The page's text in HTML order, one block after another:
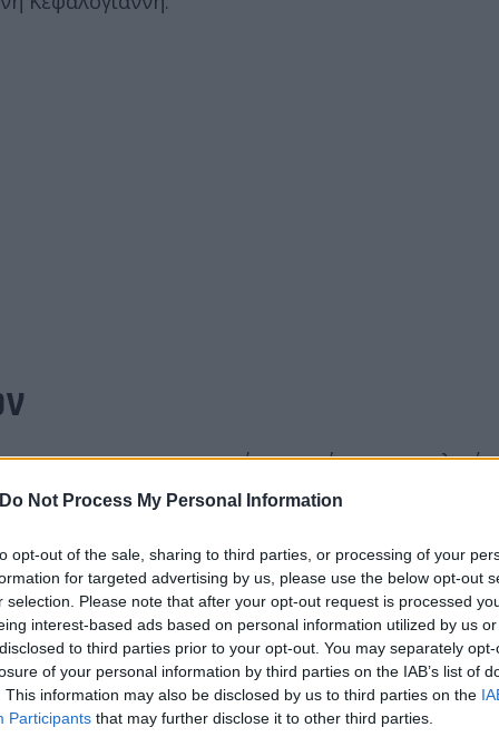
Do Not Process My Personal Information
opt-out of the sale, sharing to third parties, or processing of your
for targeted advertising by us, please use the below opt-out
selection. Please note that after your opt-out request is processed
interest-based ads based on personal information utilized by us
to third parties prior to your opt-out. You may separately
of your personal information by third parties on the IAB’s list of
This information may also be disclosed by us to third parties on the
Participants that may further disclose it to other third parties.
των προγραμματισμένων τριήμερων
της κακοκαιρίας. Στόχος είναι να αποφευχθεί
των μαθητών και των εκπαιδευτικών σε
Επιτροπή Εκτίμησης
Γραμματέας Πολιτικής Προστασίας, Νίκος
το Έκτακτο Δελτίο Επικίνδυνων Καιρικών